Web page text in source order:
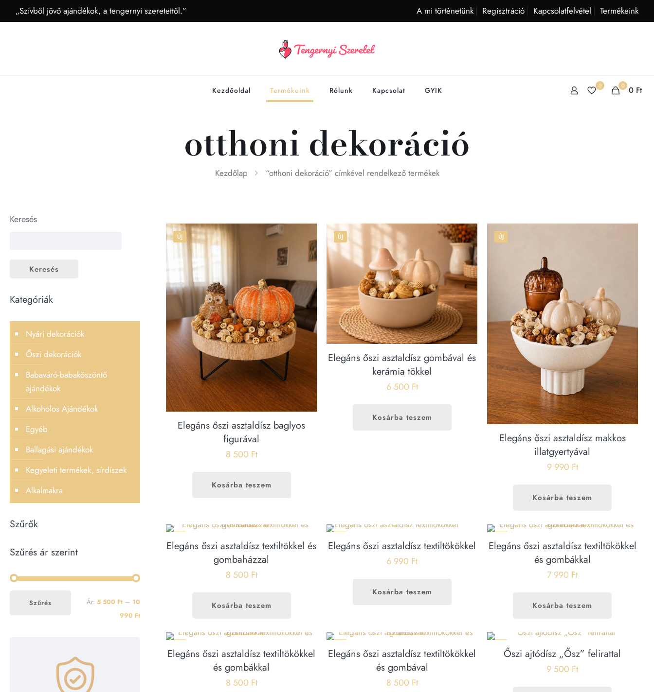
„Szívből jövő ajándékok, a tengernyi szeretettől.” A mi történetünk Regisztráció Kapcsolatfelvétel Termékeink
Kezdőoldal Termékeink Rólunk Kapcsolat GYIK 0 0 0 Ft
otthoni dekoráció
Kezdőlap “otthoni dekoráció” címkével rendelkező termékek
ÚJ
Elegáns őszi asztaldísz baglyos
figurával
8 500 Ft
Kosárba teszem
ÚJ
Elegáns őszi asztaldísz gombával és
kerámia tökkel
6 500 Ft
Kosárba teszem
ÚJ
Elegáns őszi asztaldísz makkos
illatgyertyával
9 990 Ft
Kosárba teszem
Elegáns őszi asztaldísz textiltökkel és
gombaházzal
8 500 Ft
Kosárba teszem
Elegáns őszi asztaldísz textiltökökkel
6 990 Ft
Kosárba teszem
Elegáns őszi asztaldísz textiltökökkel
és gombákkal
7 990 Ft
Kosárba teszem
Elegáns őszi asztaldísz textiltökökkel
és gombákkal
8 500 Ft
Elegáns őszi asztaldísz textiltökökkel
és gombával
8 500 Ft
Őszi ajtódísz „Ősz” felirattal
9 500 Ft
Keresés
Keresés
Kategóriák
Nyári dekorációk
Őszi dekorációk
Babaváró-babaköszöntő
ajándékok
Alkoholos Ajándékok
Egyéb
Ballagási ajándékok
Kegyeleti termékek, sírdíszek
Alkalmakra
Szűrők
Szűrés ár szerint
Szűrés Ár:5 500 Ft — 10
990 Ft